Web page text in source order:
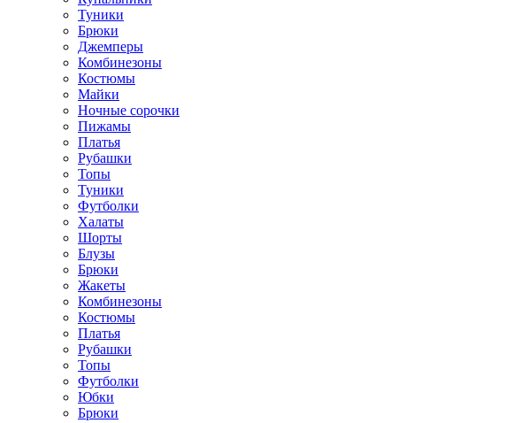
Туники
Брюки
Джемперы
Комбинезоны
Костюмы
Майки
Ночные сорочки
Пижамы
Платья
Рубашки
Топы
Туники
Футболки
Халаты
Шорты
Блузы
Брюки
Жакеты
Комбинезоны
Костюмы
Платья
Рубашки
Топы
Футболки
Юбки
Брюки